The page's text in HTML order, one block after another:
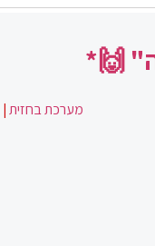
🙌*
מערכת בחזית|